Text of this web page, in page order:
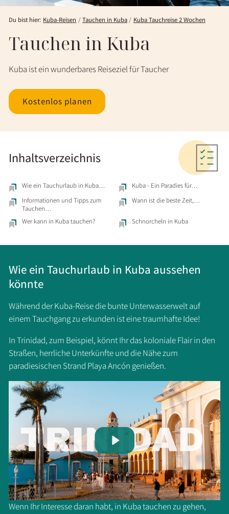
Du bist hier: Kuba-Reisen Tauchen in Kuba Kuba Tauchreise 2 Wochen
Tauchen in Kuba
Kuba ist ein wunderbares Reiseziel für Taucher
Kostenlos planen
Inhaltsverzeichnis
Wie ein Tauchurlaub in Kuba…
Kuba - Ein Paradies für…
Informationen und Tipps zum
Tauchen…
Wann ist die beste Zeit,…
Wer kann in Kuba tauchen? Schnorcheln in Kuba
Wie ein Tauchurlaub in Kuba aussehen
könnte
Während der Kuba-Reise die bunte Unterwasserwelt auf
einem Tauchgang zu erkunden ist eine traumhafte Idee!
In Trinidad, zum Beispiel, könnt Ihr das koloniale Flair in den
Straßen, herrliche Unterkünfte und die Nähe zum
paradiesischen Strand Playa Ancón genießen.
Play
Wenn Ihr Interesse daran habt, in Kuba tauchen zu gehen,